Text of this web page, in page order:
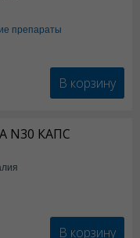
препараты
В корзину
КАПС
В корзину